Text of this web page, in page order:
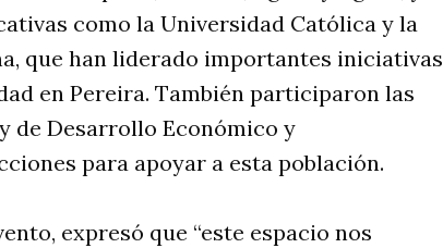
como la Universidad Católica y la
que han liderado importantes iniciativas
en Pereira. También participaron las
de Desarrollo Económico y
para apoyar a esta población.
expresó que “este espacio nos